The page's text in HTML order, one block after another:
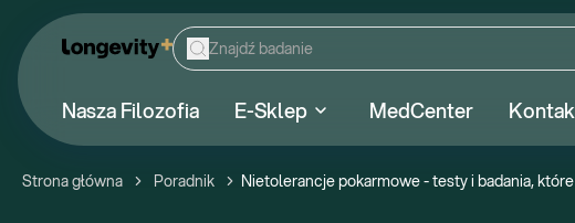
Nasza Filozofia E-Sklep MedCenter
Strona główna Poradnik Nietolerancje pokarmowe - testy i badania,